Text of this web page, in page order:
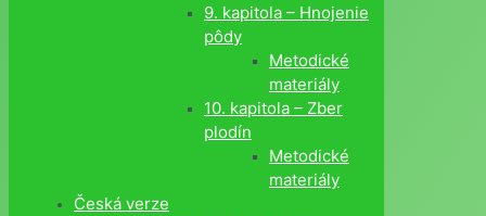
9. kapitola – Hnojenie
pôdy
Metodické
materiály
10. kapitola – Zber
plodín
Metodické
materiály
Česká verze